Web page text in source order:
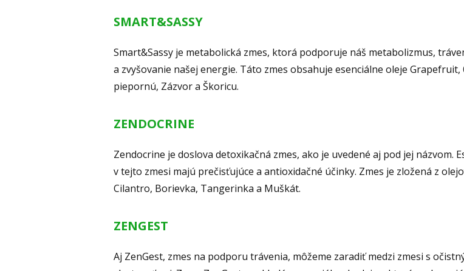
SMART&SASSY
Smart&Sassy je metabolická zmes, ktorá podporuje náš metabolizmus,
a zvyšovanie našej energie. Táto zmes obsahuje esenciálne oleje
piepornú, Zázvor a Škoricu.
ZENDOCRINE
Zendocrine je doslova detoxikačná zmes, ako je uvedené aj pod jej názvom.
v tejto zmesi majú prečisťujúce a antioxidačné účinky. Zmes je zložená z
Cilantro, Borievka, Tangerinka a Muškát.
ZENGEST
Aj ZenGest, zmes na podporu trávenia, môžeme zaradiť medzi zmesi s